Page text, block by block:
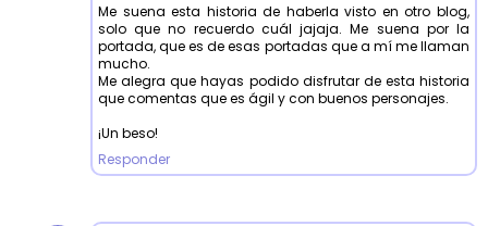
Me suena esta historia de haberla visto en otro blog,
solo que no recuerdo cuál jajaja. Me suena por la
portada, que es de esas portadas que a mí me llaman
mucho.
Me alegra que hayas podido disfrutar de esta historia
que comentas que es ágil y con buenos personajes.
¡Un beso!
Responder